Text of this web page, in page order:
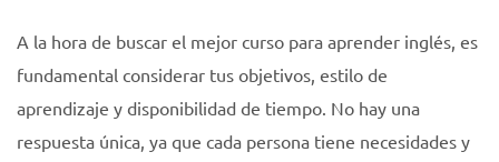
A la hora de buscar el mejor curso para aprender inglés, es
fundamental considerar tus objetivos, estilo de
aprendizaje y disponibilidad de tiempo. No hay una
respuesta única, ya que cada persona tiene necesidades y